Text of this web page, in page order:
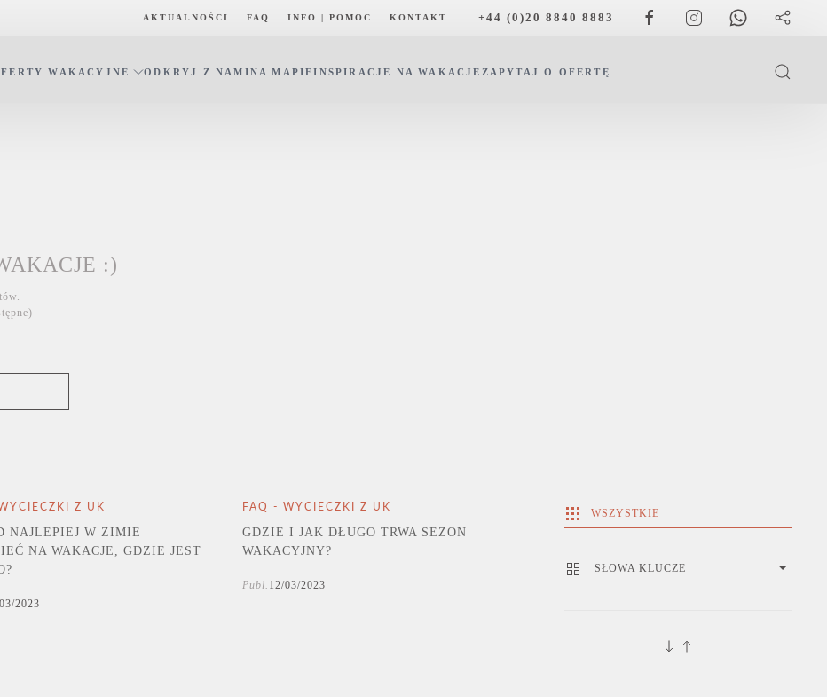
AKTUALNOŚCI FAQ INFO | POMOC KONTAKT +44 (0)20 8840 8883
WAKACYJNE ODKRYJ Z NAMINA MAPIEINSPIRACJE NA WAKACJE ZAPYTAJ O OFERTĘ
:)
WSZYSTKIE
SŁOWA KLUCZE
Z UK
NAJLEPIEJ W ZIMIE
NA WAKACJE, GDZIE JEST
2023
FAQ - WYCIECZKI Z UK
GDZIE I JAK DŁUGO TRWA SEZON
WAKACYJNY?
Publ. 12/03/2023